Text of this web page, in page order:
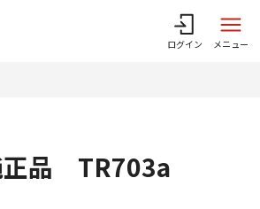
ログイン メニュー
正品 TR703a